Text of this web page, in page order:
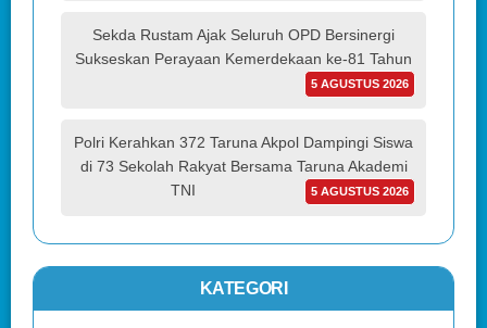
Sekda Rustam Ajak Seluruh OPD Bersinergi
Sukseskan Perayaan Kemerdekaan ke-81 Tahun
5 AGUSTUS 2026
Polri Kerahkan 372 Taruna Akpol Dampingi Siswa
di 73 Sekolah Rakyat Bersama Taruna Akademi
TNI
5 AGUSTUS 2026
KATEGORI